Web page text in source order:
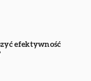
efektywność